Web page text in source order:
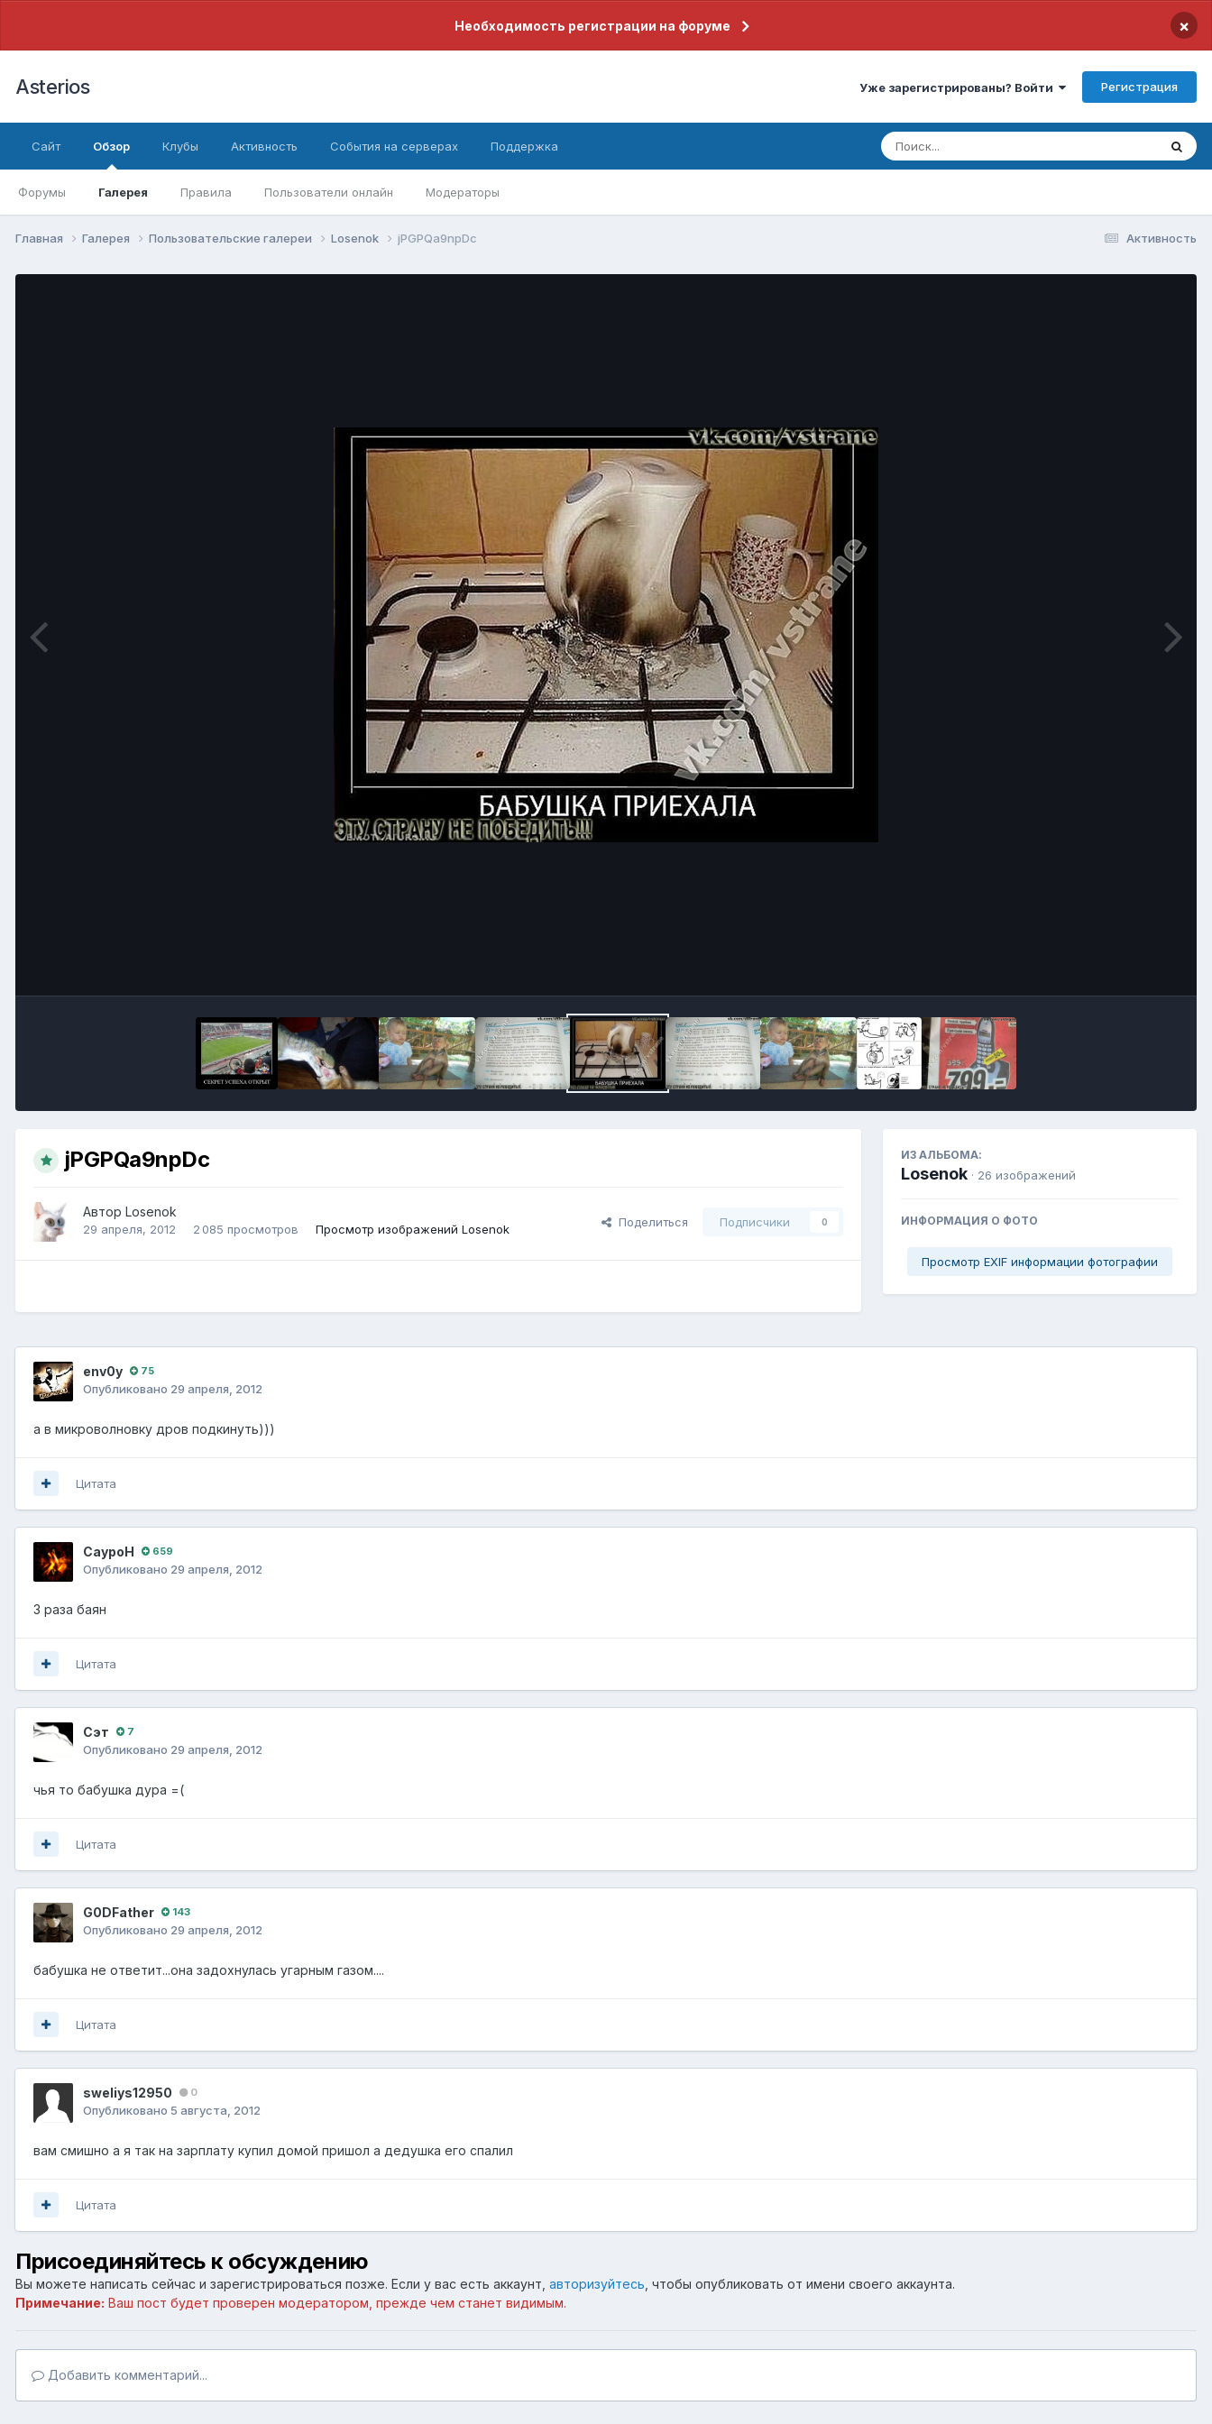
Необходимость регистрации на форуме ×
Asterios Уже зарегистрированы? Войти Регистрация
Сайт Обзор
Форумы Галерея Правила Пользователи онлайн Модераторы
Клубы Активность События на серверах Поддержка
Активность
Главная Галерея Пользовательские галереи Losenok jPGPQa9npDc
jPGPQa9npDc
Автор Losenok
29 апреля, 2012 2 085 просмотров Просмотр изображений Losenok
Поделиться Подписчики 0
ИЗ АЛЬБОМА:
Losenok · 26 изображений
ИНФОРМАЦИЯ О ФОТО
Просмотр EXIF информации фотографии
env0y 75
Опубликовано 29 апреля, 2012
а в микроволновку дров подкинуть)))
Цитата
СауроН 659
Опубликовано 29 апреля, 2012
3 раза баян
Цитата
Сэт 7
Опубликовано 29 апреля, 2012
чья то бабушка дура =(
Цитата
G0DFathеr 143
Опубликовано 29 апреля, 2012
бабушка не ответит...она задохнулась угарным газом....
Цитата
sweliys12950 0
Опубликовано 5 августа, 2012
вам смишно а я так на зарплату купил домой пришол а дедушка его спалил
Цитата
Присоединяйтесь к обсуждению
Вы можете написать сейчас и зарегистрироваться позже. Если у вас есть аккаунт, авторизуйтесь , чтобы опубликовать от имени своего аккаунта.
Примечание: Ваш пост будет проверен модератором, прежде чем станет видимым.
Добавить комментарий...